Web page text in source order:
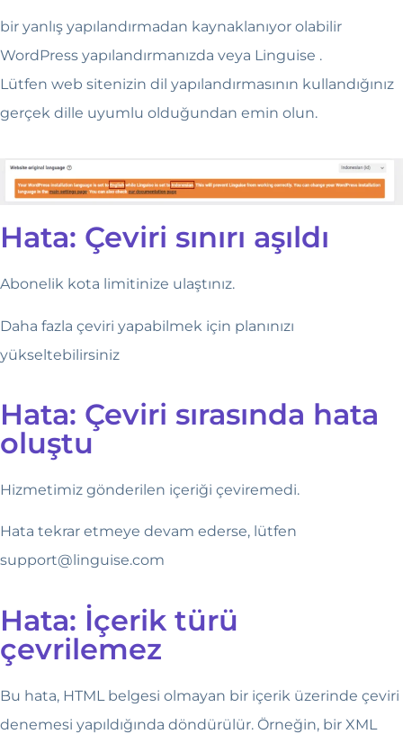
bir yanlış yapılandırmadan kaynaklanıyor olabilir
WordPress yapılandırmanızda veya Linguise .
Lütfen web sitenizin dil yapılandırmasının kullandığınız
gerçek dille uyumlu olduğundan emin olun.
Hata: Çeviri sınırı aşıldı
Abonelik kota limitinize ulaştınız.
Daha fazla çeviri yapabilmek için planınızı
yükseltebilirsiniz
Hata: Çeviri sırasında hata
oluştu
Hizmetimiz gönderilen içeriği çeviremedi.
Hata tekrar etmeye devam ederse, lütfen
support@linguise.com
Hata: İçerik türü
çevrilemez
Bu hata, HTML belgesi olmayan bir içerik üzerinde çeviri
denemesi yapıldığında döndürülür. Örneğin, bir XML